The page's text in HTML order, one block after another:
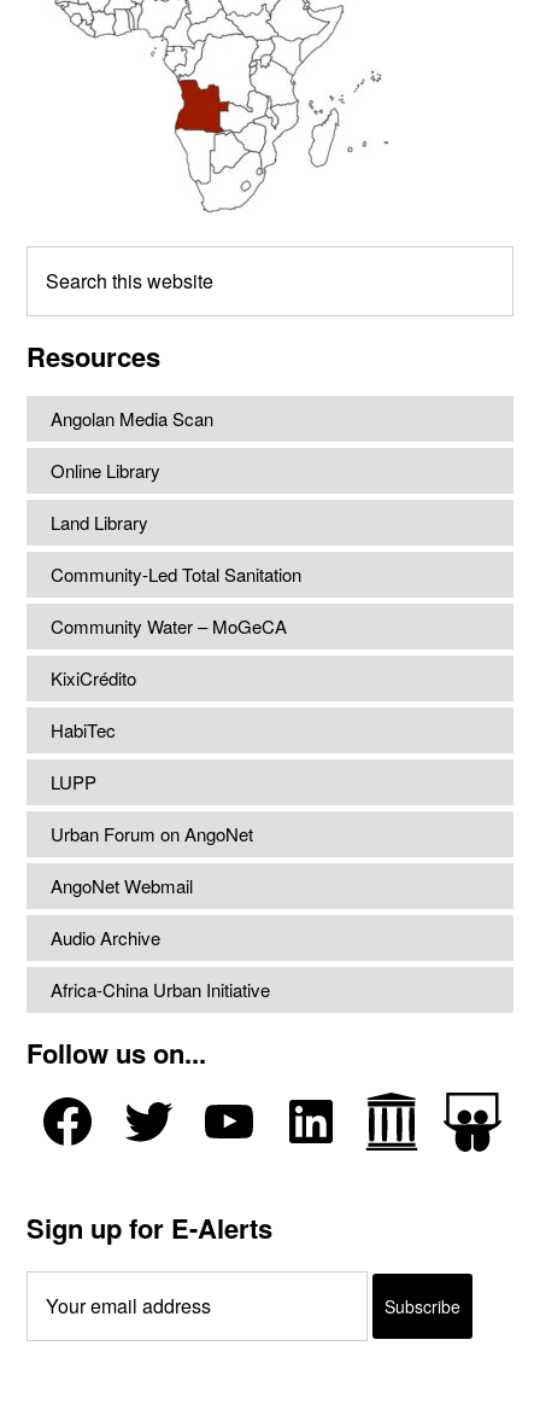
this
Resources
Angolan Media Scan
Online Library
Land Library
Community-Led Total Sanitation
Community Water – MoGeCA
KixiCrédito
HabiTec
LUPP
Urban Forum on AngoNet
AngoNet Webmail
Audio Archive
Africa-China Urban Initiative
Follow us on...
Sign up for E-Alerts